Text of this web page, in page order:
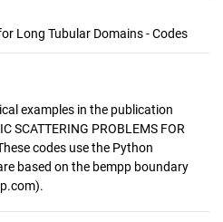
Long Tubular Domains - Codes
examples in the publication
SCATTERING PROBLEMS FOR
codes use the Python
based on the bempp boundary